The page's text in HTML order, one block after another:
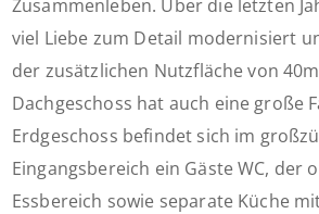
Zusammenleben. Über die letzten
viel Liebe zum Detail modernisiert
der zusätzlichen Nutzfläche von
Dachgeschoss hat auch eine große
Erdgeschoss befindet sich im
Eingangsbereich ein Gäste WC, der
Essbereich sowie separate Küche